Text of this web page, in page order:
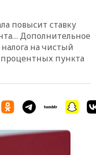
повысит ставку
Дополнительное
на чистый
пункта